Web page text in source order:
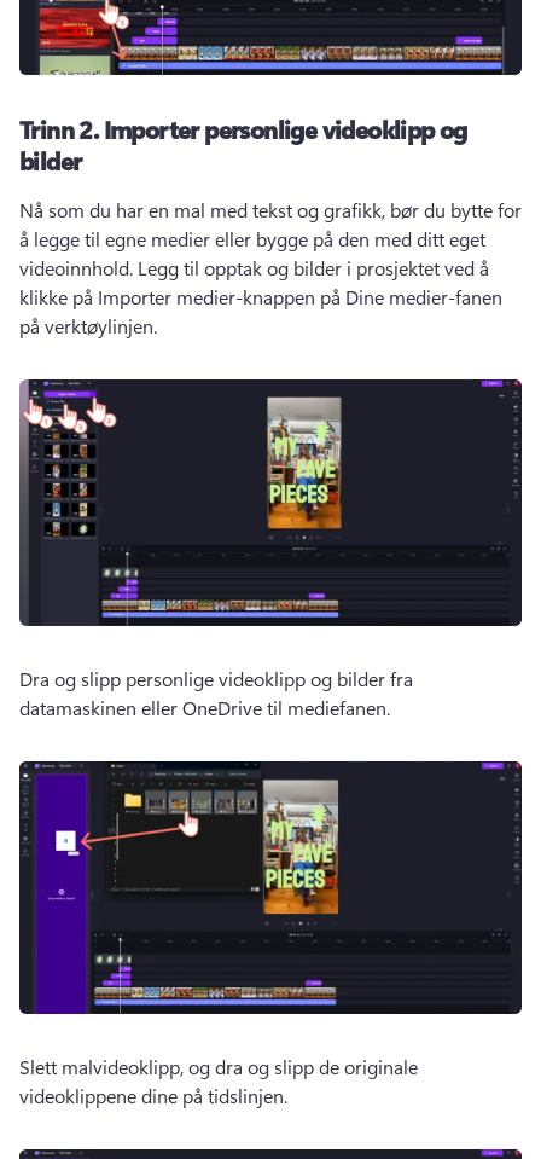
Trinn 2.Importer personlige videoklipp og
bilder
Nå som du har en mal med tekst og grafikk, bør du bytte for
å legge til egne medier eller bygge på den med ditt eget
videoinnhold. Legg til opptak og bilder i prosjektet ved å
klikke på Importer medier-knappen på Dine medier-fanen
på verktøylinjen.
Dra og slipp personlige videoklipp og bilder fra
datamaskinen eller OneDrive til mediefanen.
Slett malvideoklipp, og dra og slipp de originale
videoklippene dine på tidslinjen.